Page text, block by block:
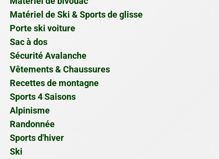
Matériel de Ski & Sports de glisse
Porte ski voiture
Sac à dos
Sécurité Avalanche
Vêtements & Chaussures
Recettes de montagne
Sports 4 Saisons
Alpinisme
Randonnée
Sports d'hiver
Ski